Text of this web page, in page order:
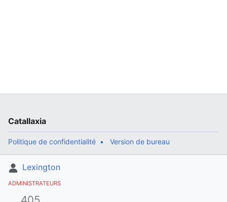
Lexington
ADMINISTRATEURS
Catallaxia
Politique de confidentialité Version de bureau